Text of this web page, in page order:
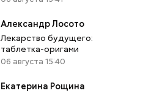
Александр Лосото
Лекарство будущего:
таблетка-оригами
06 августа 15:40
Екатерина Рощина